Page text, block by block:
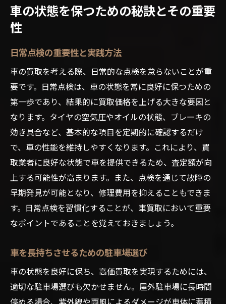
車の状態を保つための秘訣とその重要
性
日常点検の重要性と実践方法
車の買取を考える際、日常的な点検を怠らないことが重
要です。日常点検は、車の状態を常に良好に保つための
第一歩であり、結果的に買取価格を上げる大きな要因と
なります。タイヤの空気圧やオイルの状態、ブレーキの
効き具合など、基本的な項目を定期的に確認するだけ
で、車の性能を維持しやすくなります。これにより、買
取業者に良好な状態で車を提供できるため、査定額が向
上する可能性が高まります。また、点検を通じて故障の
早期発見が可能となり、修理費用を抑えることもできま
す。日常点検を習慣化することが、車買取において重要
なポイントであることを覚えておきましょう。
車を長持ちさせるための駐車場選び
車の状態を良好に保ち、高価買取を実現するためには、
適切な駐車場選びも欠かせません。屋外駐車場に長時間
停める場合、紫外線や雨風によるダメージが車体に蓄積